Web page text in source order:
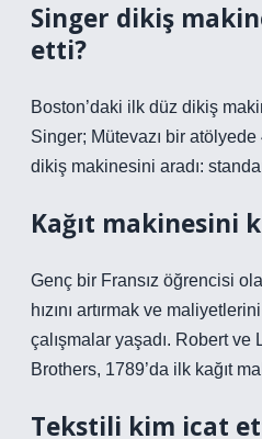
Singer dikiş
etti?
Boston’daki ilk düz dikiş
Singer; Mütevazı bir
dikiş makinesini aradı:
Kağıt makinesini
Genç bir Fransız öğrencisi
hızını artırmak ve
çalışmalar yaşadı. Robert ve
Brothers, 1789’da ilk kağıt
Tekstili kim icat